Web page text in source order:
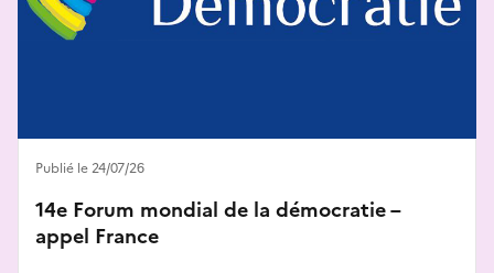
14e Forum mondial de la démocratie –
appel France
Publié le 24/07/26